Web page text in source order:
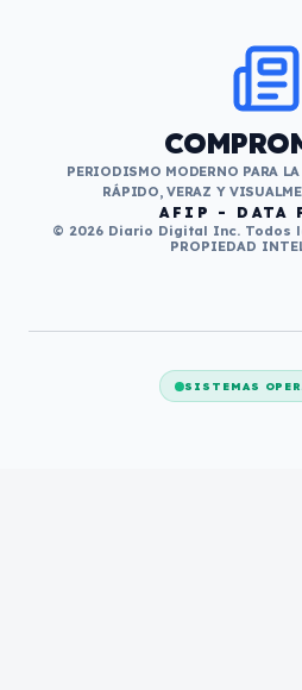
PERIODISMO MODERNO PARA
RÁPIDO, VERAZ Y
AFIP - DATA
© 2026 Diario Digital Inc. Todos
PROPIEDAD
SISTEMAS